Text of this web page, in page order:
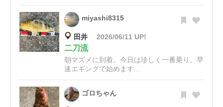
miyashi8315
田井 2026/06/11 UP!
二刀流
朝マズメに到着。今日は珍しく一番乗り。早
速エギングで始めます...
ゴロちゃん